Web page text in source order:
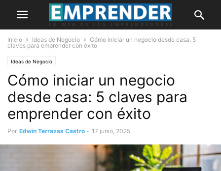
Inicio Ideas de Negocio
Cómo iniciar un negocio desde casa: 5
claves para emprender con éxito
Ideas de Negocio
Cómo iniciar un negocio
desde casa: 5 claves para
emprender con éxito
Por Edwin Terrazas Castro - 17 junio, 2025